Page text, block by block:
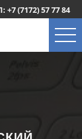
+7 (7172) 57 77 84